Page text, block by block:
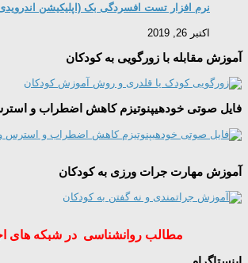
نرم افزار تست افسردگی بک (اپلیکیشن
اکتبر 26, 2019
آموزش مقابله با زورگویی به کودکان
فایل صوتی خودهیپنوتیزم کاهش اضطراب و
آموزش مهارت جرات ورزی به کودکان
مطالب روانشناسی در شبکه های